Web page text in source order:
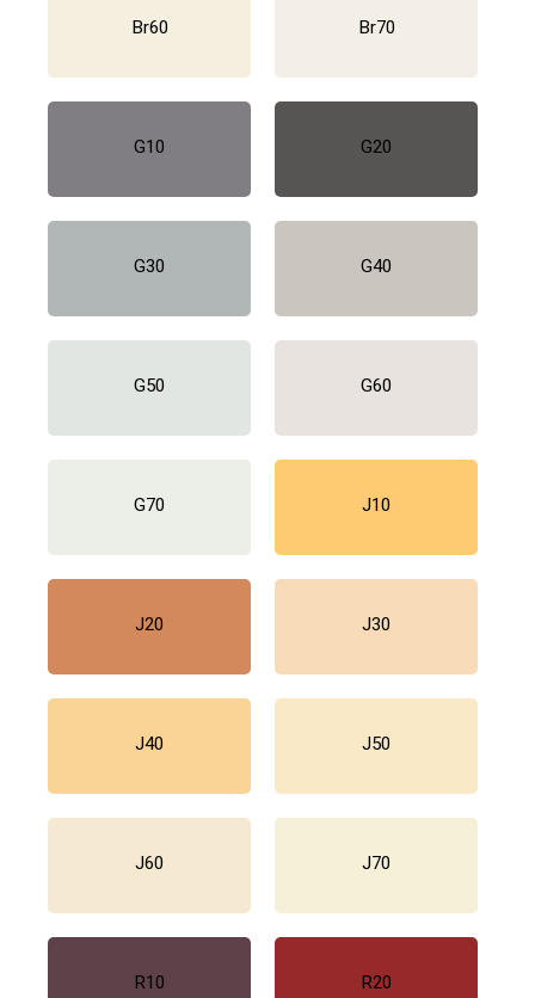
Br60 Br70
G10 G20
G30 G40
G50 G60
G70 J10
J20 J30
J40 J50
J60 J70
R10 R20